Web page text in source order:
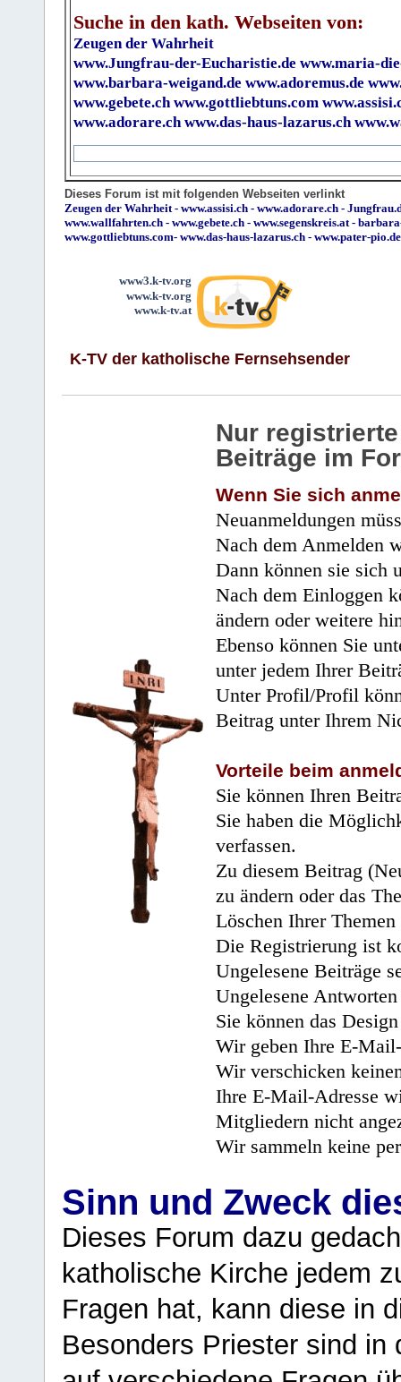
Suche in den kath. Webseiten von:
Zeugen der Wahrheit
www.Jungfrau-der-Eucharistie.de www.maria-
www.barbara-weigand.de www.adoremus.de
www.gebete.ch www.gottliebtuns.com
www.adorare.ch www.das-haus-lazarus.ch
Dieses Forum ist mit folgenden Webseiten verlinkt
Zeugen der Wahrheit- www.assisi.ch - www.adorare.ch -
www.wallfahrten.ch - www.gebete.ch - www.segenskreis.at-
www.gottliebtuns.com- www.das-haus-lazarus.ch - www.pater-pio.de
www3.k-tv.org
www.k-tv.org
www.k-tv.at
K-TV der katholische Fernsehsender
Nur
Beiträge im
Wenn Sie sich
Neuanmeldungen
Nach dem Anmelden
Dann können sie sich
Nach dem Einloggen
ändern oder weitere
Ebenso können Sie
unter jedem Ihrer
Unter Profil/Profil
Beitrag unter Ihrem
Vorteile beim
Sie können Ihren
Sie haben die
verfassen.
Zu diesem Beitrag
zu ändern oder das
Löschen Ihrer
Die Registrierung ist
Ungelesene Beiträge
Ungelesene
Sie können das
Wir geben Ihre E-
Wir verschicken
Ihre E-Mail-Adresse
Mitgliedern nicht
Wir sammeln keine
Sinn und Zweck
Dieses Forum dazu
katholische Kirche jedem
Fragen hat, kann diese in
Besonders Priester sind in